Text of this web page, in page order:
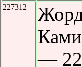
227312
—